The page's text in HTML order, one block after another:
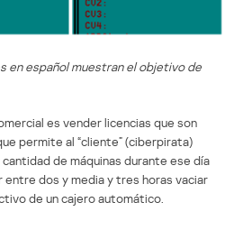
en español muestran el objetivo de
es vender licencias que son
permite al “cliente” (ciberpirata)
de máquinas durante ese día
entre dos y media y tres horas vaciar
de un cajero automático.